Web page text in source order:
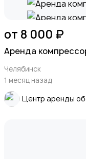
от 8 000 ₽
Аренда
Челябинск
1 месяц назад
Центр аренды